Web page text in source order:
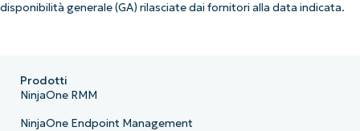
disponibilità generale (GA) rilasciate dai fornitori alla data indicata.
Prodotti
NinjaOne RMM
NinjaOne Endpoint Management